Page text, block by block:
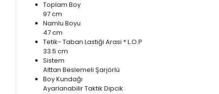
Toplam Boy
97 cm
Namlu Boyu
47 cm
Tetik- Taban Lastiği Arasi * L.O.P
33.5 cm
Sistem
Alttan Beslemeli Şarjörlü
Boy Kundağı
Ayarlanabilir Taktik Dipcik